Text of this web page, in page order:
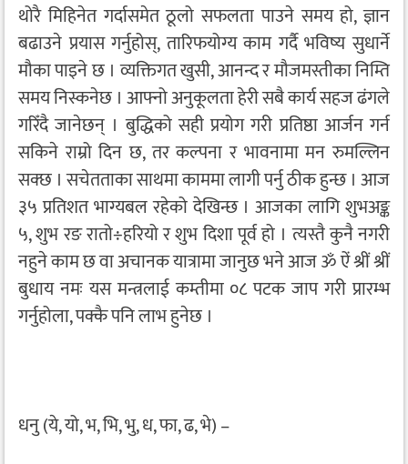
थोरै मिहिनेत गर्दासमेत ठूलो सफलता पाउने समय हो, ज्ञान
बढाउने प्रयास गर्नुहोस्, तारिफयोग्य काम गर्दै भविष्य सुधार्ने
मौका पाइने छ । व्यक्तिगत खुसी, आनन्द र मौजमस्तीका निम्ति
समय निस्कनेछ । आफ्नो अनुकूलता हेरी सबै कार्य सहज ढंगले
गरिँदै जानेछन् । बुद्धिको सही प्रयोग गरी प्रतिष्ठा आर्जन गर्न
सकिने राम्रो दिन छ, तर कल्पना र भावनामा मन रुमल्लिन
सक्छ । सचेतताका साथमा काममा लागी पर्नु ठीक हुन्छ । आज
३५ प्रतिशत भाग्यबल रहेको देखिन्छ । आजका लागि शुभअङ्क
५, शुभ रङ रातो÷हरियो र शुभ दिशा पूर्व हो । त्यस्तै कुनै नगरी
नहुने काम छ वा अचानक यात्रामा जानुछ भने आज ॐ ऐं श्रीं श्रीं
बुधाय नमः यस मन्त्रलाई कम्तीमा ०८ पटक जाप गरी प्रारम्भ
गर्नुहोला, पक्कै पनि लाभ हुनेछ ।
धनु (ये, यो, भ, भि, भु, ध, फा, ढ, भे) –